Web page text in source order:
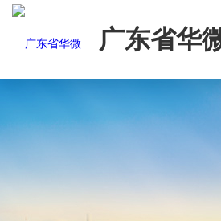
广东省华